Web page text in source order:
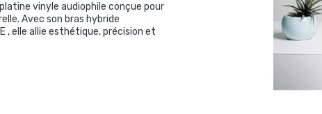
vinyle audiophile conçue pour
Avec son bras hybride
, elle allie esthétique, précision et